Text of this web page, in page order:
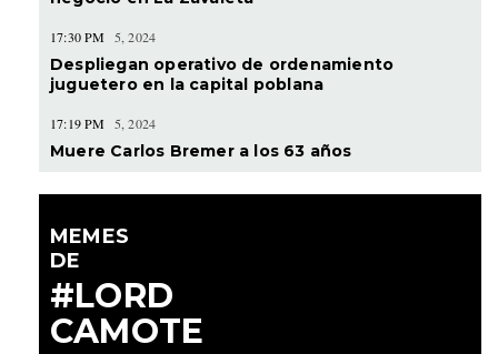
17:30 PM 5, 2024
Despliegan operativo de ordenamiento
juguetero en la capital poblana
17:19 PM 5, 2024
Muere Carlos Bremer a los 63 años
MEMES
DE
#LORD
CAMOTE